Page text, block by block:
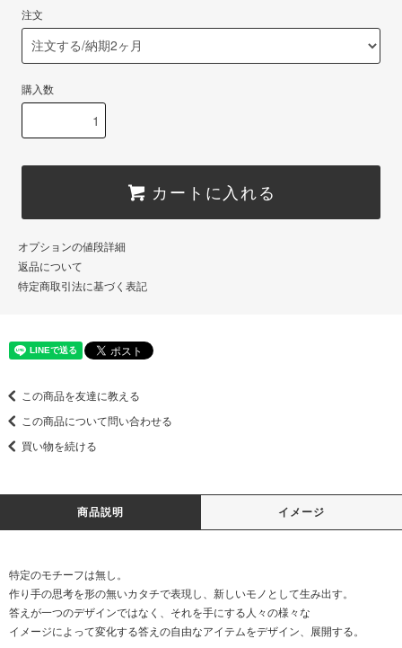
注文
購入数
カートに入れる
オプションの値段詳細
返品について
特定商取引法に基づく表記
この商品を友達に教える
この商品について問い合わせる
買い物を続ける
商品説明 イメージ
特定のモチーフは無し。
作り手の思考を形の無いカタチで表現し、新しいモノとして生み出す。
答えが一つのデザインではなく、それを手にする人々の様々な
イメージによって変化する答えの自由なアイテムをデザイン、展開する。